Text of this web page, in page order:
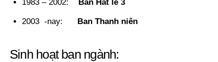
1983 – 2002: Ban Hát lễ 3
2003 -nay: Ban Thanh niên
Sinh hoạt ban ngành: